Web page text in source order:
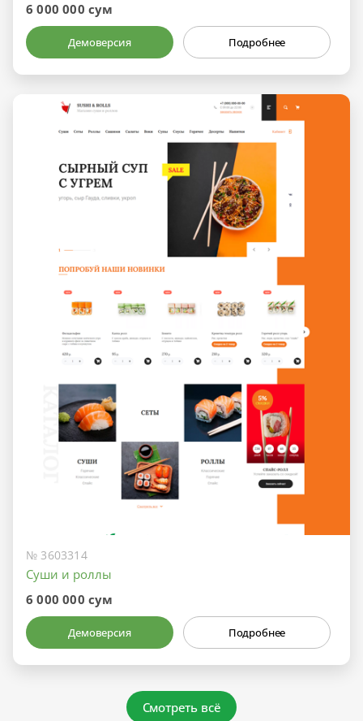
6 000 000 сум
Демоверсия Подробнее
№ 3603314
Суши и роллы
6 000 000 сум
Демоверсия Подробнее
Смотреть всё